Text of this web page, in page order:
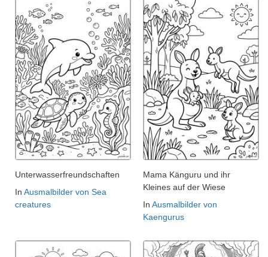
Unterwasserfreundschaften
In Ausmalbilder von Sea
creatures
Mama Känguru und ihr
Kleines auf der Wiese
In Ausmalbilder von
Kaengurus